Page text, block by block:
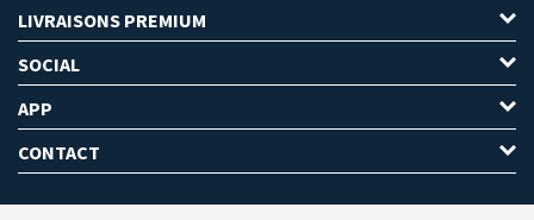
LIVRAISONS PREMIUM
SOCIAL
APP
CONTACT